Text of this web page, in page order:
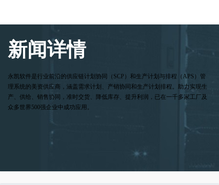
新闻详情
永凯软件是行业前沿的供应链计划协同（SCP）和生产计划与排程（APS）管
理系统的美资供应商，涵盖需求计划、产销协同和生产计划排程。助力实现生
产、供给、销售协同，准时交货、降低库存、提升利润，已在一千多家工厂及
众多世界500强企业中成功应用。